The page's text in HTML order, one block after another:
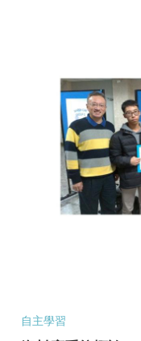
自主學習